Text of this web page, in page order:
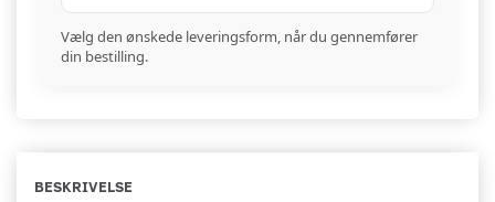
Vælg den ønskede leveringsform, når du gennemfører
din bestilling.
BESKRIVELSE